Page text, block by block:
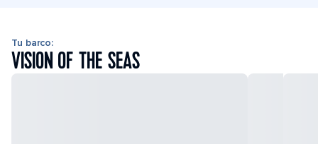
Tu barco:
VISION OF THE SEAS